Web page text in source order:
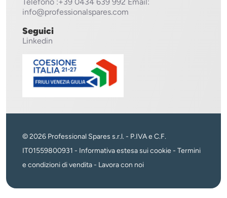
Telefono :+39 0434 639 992 Email:
info@professionalspares.com
Seguici
Linkedin
© 2026 Professional Spares s.r.l. - P.IVA e C.F.
IT01559800931 - Informativa estesa sui cookie - Termini
e condizioni di vendita- Lavora con noi